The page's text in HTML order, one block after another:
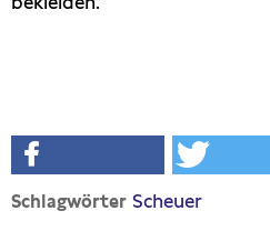
Schlagwörter Scheuer